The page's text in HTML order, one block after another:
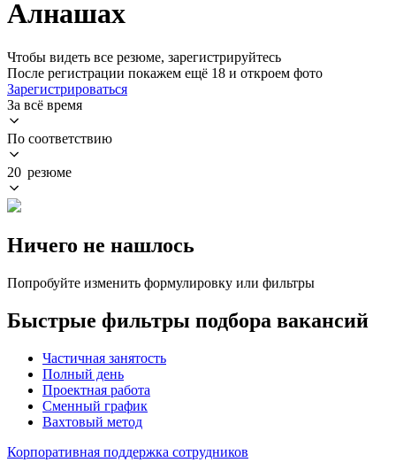
Алнашах
Чтобы видеть все резюме, зарегистрируйтесь
После регистрации покажем ещё 18 и откроем фото
Зарегистрироваться
За всё время
По соответствию
20 резюме
Ничего не нашлось
Попробуйте изменить формулировку или фильтры
Быстрые фильтры подбора вакансий
Частичная занятость
Полный день
Проектная работа
Сменный график
Вахтовый метод
Корпоративная поддержка сотрудников